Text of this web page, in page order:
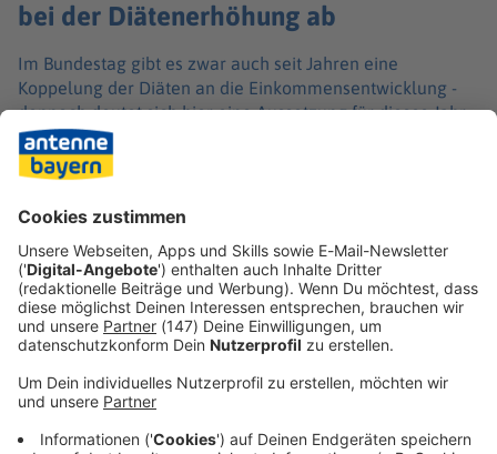
bei der Diätenerhöhung ab
Im Bundestag gibt es zwar auch seit Jahren eine
Koppelung der Diäten an die Einkommensentwicklung -
dennoch deutet sich hier eine Aussetzung für dieses Jahr
an. Nach SPD-Generalsekretär Tim Klüssendorf hatte sich
auch Unionsfraktionschef Jens Spahn (CDU) für eine
Absage der diesjährigen Diätenerhöhung ausgesprochen.
Klüssendorf begründete den Schritt mit den notwendigen